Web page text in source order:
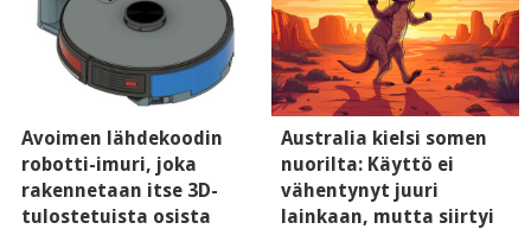
Avoimen lähdekoodin
robotti-imuri, joka
rakennetaan itse 3D-
tulostetuista osista
Australia kielsi somen
nuorilta: Käyttö ei
vähentynyt juuri
lainkaan, mutta siirtyi